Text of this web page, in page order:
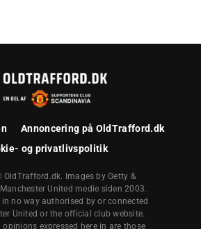
Annoncering på OldTrafford.dk
og privatlivspolitik
Images by Getty &
United medie siden 2003.
no way authorised by or connected
United or the official club website.
opinions expressed here in are those